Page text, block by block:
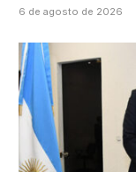
6 de agosto de 2026